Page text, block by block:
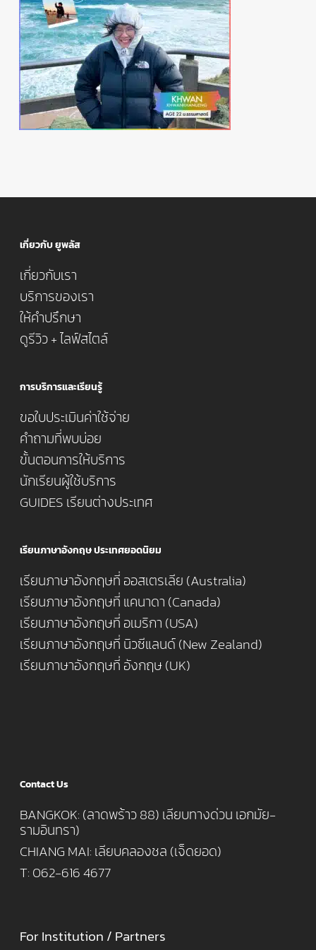
เกี่ยวกับ ยูพลัส
เกี่ยวกับเรา
บริการของเรา
ให้คำปรึกษา
ดูรีวิว + ไลฟ์สไตล์
การบริการและเรียนรู้
ขอใบประเมินค่าใช้จ่าย
คำถามที่พบบ่อย
ขั้นตอนการให้บริการ
นักเรียนผู้ใช้บริการ
GUIDES เรียนต่างประเทศ
เรียนภาษาอังกฤษ ประเทศยอดนิยม
เรียนภาษาอังกฤษที่ ออสเตรเลีย (Australia)
เรียนภาษาอังกฤษที่ แคนาดา (Canada)
เรียนภาษาอังกฤษที่ อเมริกา (USA)
เรียนภาษาอังกฤษที่ นิวซีแลนด์ (New Zealand)
เรียนภาษาอังกฤษที่ อังกฤษ (UK)
Contact Us
BANGKOK: (ลาดพร้าว 88) เลียบทางด่วน เอกมัย-
รามอินทรา)
CHIANG MAI: เลียบคลองชล (เจ็ดยอด)
T: 062-616 4677
For Institution / Partners